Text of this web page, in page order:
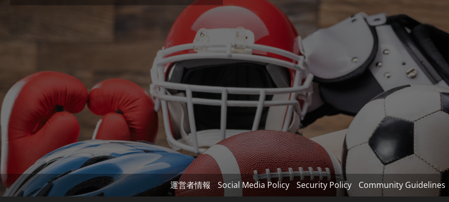
運営者情報 Social Media Policy Security Policy Community Guidelines